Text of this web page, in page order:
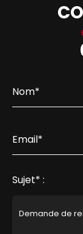
Sujet* :
Demande de